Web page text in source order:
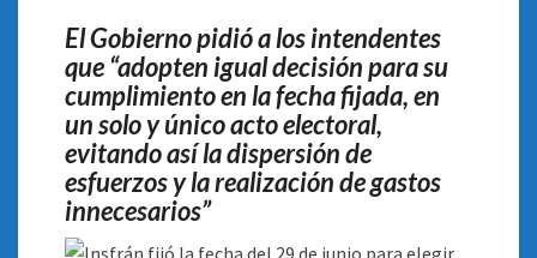
CONVENCIONALES
CONSTITUYENTES
El Gobierno pidió a los intendentes
que “adopten igual decisión para su
cumplimiento en la fecha fijada, en
un solo y único acto electoral,
evitando así la dispersión de
esfuerzos y la realización de gastos
innecesarios”